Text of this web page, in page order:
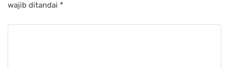
wajib ditandai *